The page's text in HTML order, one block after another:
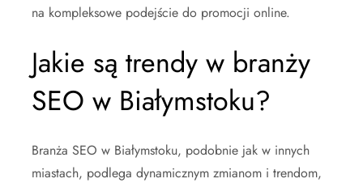
na kompleksowe podejście do promocji online.
Jakie są trendy w branży
SEO w Białymstoku?
Branża SEO w Białymstoku, podobnie jak w innych
miastach, podlega dynamicznym zmianom i trendom,